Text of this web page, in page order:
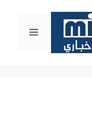
القائمة